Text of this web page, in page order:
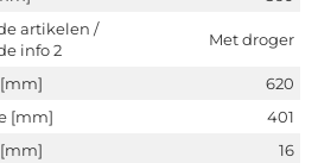
artikelen /
info 2
Met droger
620
[mm]
401
16